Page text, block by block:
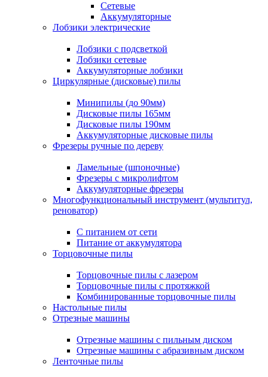
Сетевые
Аккумуляторные
Лобзики электрические
Лобзики с подсветкой
Лобзики сетевые
Аккумуляторные лобзики
Циркулярные (дисковые) пилы
Минипилы (до 90мм)
Дисковые пилы 165мм
Дисковые пилы 190мм
Аккумуляторные дисковые пилы
Фрезеры ручные по дереву
Ламельные (шпоночные)
Фрезеры с микролифтом
Аккумуляторные фрезеры
Многофункциональный инструмент (мультитул,
реноватор)
С питанием от сети
Питание от аккумулятора
Торцовочные пилы
Торцовочные пилы с лазером
Торцовочные пилы с протяжкой
Комбинированные торцовочные пилы
Настольные пилы
Отрезные машины
Отрезные машины с пильным диском
Отрезные машины с абразивным диском
Ленточные пилы